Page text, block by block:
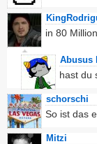
in 80
Abusus
hast du
schorschi
So ist das
Mitzi